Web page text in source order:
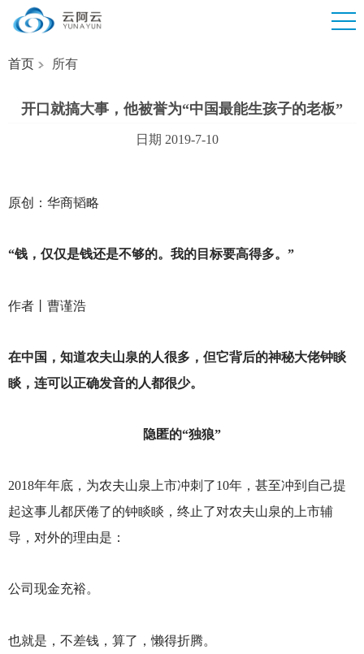
首页 所有
开口就搞大事，他被誉为“中国最能生孩子的老板”
日期 2019-7-10
原创：华商韬略
“钱，仅仅是钱还是不够的。我的目标要高得多。”
作者丨曹谨浩
在中国，知道农夫山泉的人很多，但它背后的神秘大佬钟睒
睒，连可以正确发音的人都很少。
隐匿的“独狼”
2018年年底，为农夫山泉上市冲刺了10年，甚至冲到自己提
起这事儿都厌倦了的钟睒睒，终止了对农夫山泉的上市辅
导，对外的理由是：
公司现金充裕。
也就是，不差钱，算了，懒得折腾。